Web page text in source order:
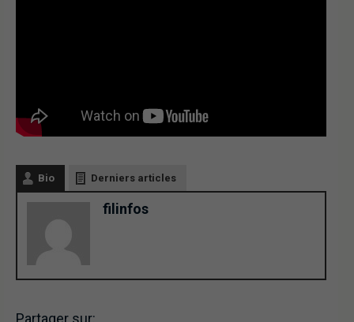
Bio Derniers articles
filinfos